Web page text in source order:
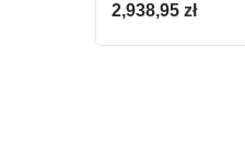
2,938,95 zł